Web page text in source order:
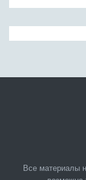
Все материалы